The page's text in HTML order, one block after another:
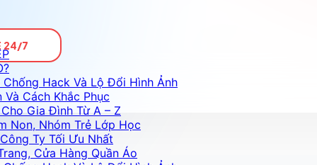
Hack Và Lộ Đổi Hình Ảnh
Cách Khắc Phục
Gia Đình Từ A – Z
Non, Nhóm Trẻ Lớp Học
Ty Tối Ưu Nhất
Cửa Hàng Quần Áo
24/7